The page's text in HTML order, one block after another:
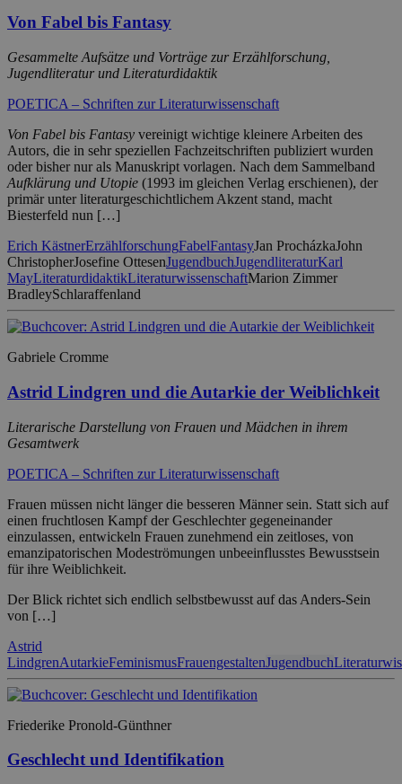
Von Fabel bis Fantasy
Gesammelte Aufsätze und Vorträge zur Erzählforschung,
Jugendliteratur und Literaturdidaktik
POETICA – Schriften zur Literaturwissenschaft
Von Fabel bis Fantasy vereinigt wichtige kleinere Arbeiten des
Autors, die in sehr speziellen Fachzeitschriften publiziert wurden
oder bisher nur als Manuskript vorlagen. Nach dem Sammelband
Aufklärung und Utopie (1993 im gleichen Verlag erschienen), der
primär unter literaturgeschichtlichem Akzent stand, macht
Biesterfeld nun […]
Erich KästnerErzählforschungFabelFantasyJan ProcházkaJohn
ChristopherJosefine OttesenJugendbuchJugendliteraturKarl
MayLiteraturdidaktikLiteraturwissenschaftMarion Zimmer
BradleySchlaraffenland
Gabriele Cromme
Astrid Lindgren und die Autarkie der Weiblichkeit
Literarische Darstellung von Frauen und Mädchen in ihrem
Gesamtwerk
POETICA – Schriften zur Literaturwissenschaft
Frauen müssen nicht länger die besseren Männer sein. Statt sich auf
einen fruchtlosen Kampf der Geschlechter gegeneinander
einzulassen, entwickeln Frauen zunehmend ein zeitloses, von
emanzipatorischen Modeströmungen unbeeinflusstes Bewusstsein
für ihre Weiblichkeit.
Der Blick richtet sich endlich selbstbewusst auf das Anders-Sein
von […]
Astrid
LindgrenAutarkieFeminismusFrauengestaltenJugendbuch
Friederike Pronold-Günthner
Geschlecht und Identifikation